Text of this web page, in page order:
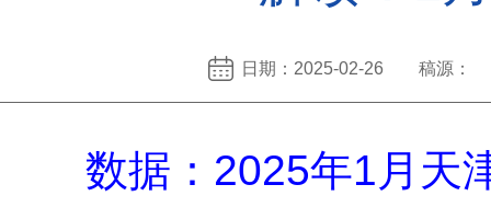
日期：2025-02-26 稿源：
数据：2025年1月天